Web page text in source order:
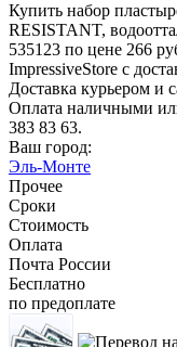
Купить набор
RESISTANT,
535123 по цене 266
ImpressiveStore с
Доставка курьером и
Оплата наличными
383 83 63.
Ваш город:
Эль-Монте
Прочее
Сроки
Стоимость
Оплата
Почта России
Бесплатно
по предоплате